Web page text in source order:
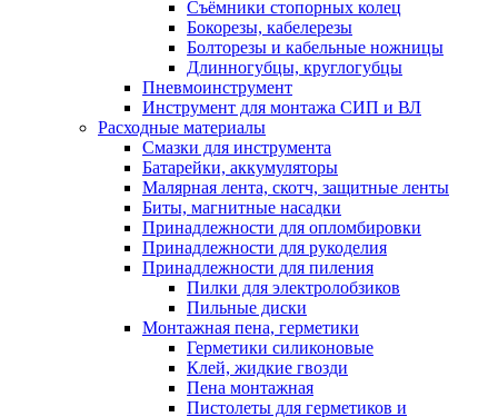
Съёмники стопорных колец
Бокорезы, кабелерезы
Болторезы и кабельные ножницы
Длинногубцы, круглогубцы
Пневмоинструмент
Инструмент для монтажа СИП и ВЛ
Расходные материалы
Смазки для инструмента
Батарейки, аккумуляторы
Малярная лента, скотч, защитные ленты
Биты, магнитные насадки
Принадлежности для опломбировки
Принадлежности для рукоделия
Принадлежности для пиления
Пилки для электролобзиков
Пильные диски
Монтажная пена, герметики
Герметики силиконовые
Клей, жидкие гвозди
Пена монтажная
Пистолеты для герметиков и